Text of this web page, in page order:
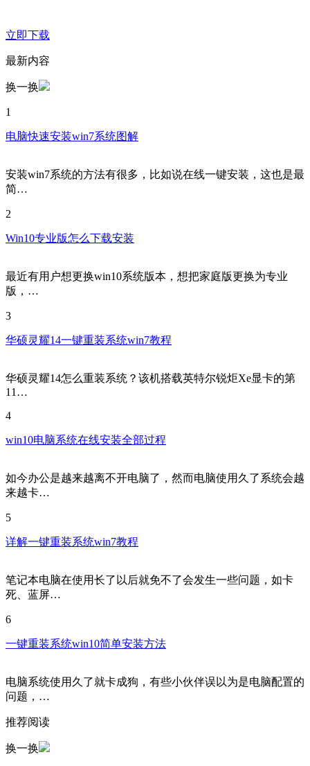
立即下载
最新内容
换一换
1
电脑快速安装win7系统图解
安装win7系统的方法有很多，比如说在线一键安装，这也是最
简…
2
Win10专业版怎么下载安装
最近有用户想更换win10系统版本，想把家庭版更换为专业
版，…
3
华硕灵耀14一键重装系统win7教程
华硕灵耀14怎么重装系统？该机搭载英特尔锐炬Xe显卡的第
11…
4
win10电脑系统在线安装全部过程
如今办公是越来越离不开电脑了，然而电脑使用久了系统会越
来越卡…
5
详解一键重装系统win7教程
笔记本电脑在使用长了以后就免不了会发生一些问题，如卡
死、蓝屏…
6
一键重装系统win10简单安装方法
电脑系统使用久了就卡成狗，有些小伙伴误以为是电脑配置的
问题，…
推荐阅读
换一换